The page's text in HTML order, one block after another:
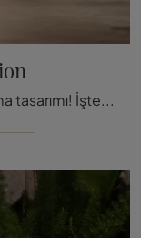
Kaçırılmaması gereken bir aydınlatma tasarımı! İşte Slamp'ın Lollo Suspension asma